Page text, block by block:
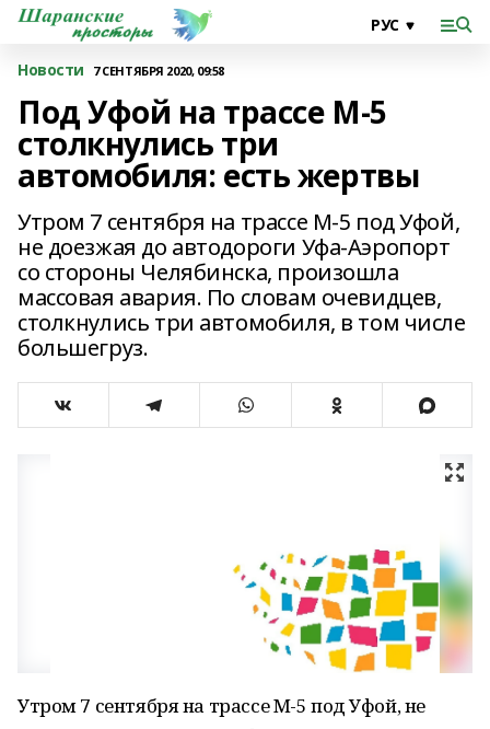
Новости 7 СЕНТЯБРЯ 2020, 09:58
Под Уфой на трассе М-5
столкнулись три
автомобиля: есть жертвы
Утром 7 сентября на трассе М-5 под Уфой,
не доезжая до автодороги Уфа-Аэропорт
со стороны Челябинска, произошла
массовая авария. По словам очевидцев,
столкнулись три автомобиля, в том числе
большегруз.
Утром 7 сентября на трассе М-5 под Уфой, не